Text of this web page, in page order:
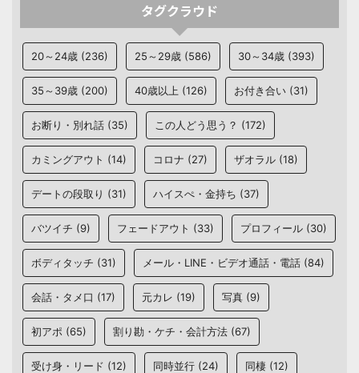
タグクラウド
20～24歳 (236) 25～29歳 (586) 30～34歳 (393)
35～39歳 (200) 40歳以上 (126) お付き合い (31)
お断り・別れ話 (35) この人どう思う？ (172)
カミングアウト (14) コロナ (27) ザオラル (18)
デートの段取り (31) ハイスぺ・金持ち (37)
バツイチ (9) フェードアウト (33) プロフィール (30)
ボディタッチ (31) メール・LINE・ビデオ通話・電話 (84)
会話・タメ口 (17) 元カレ (19) 写真 (9)
初アポ (65) 割り勘・ケチ・会計方法 (67)
受け身・リード (12) 同時並行 (24) 同棲 (12)